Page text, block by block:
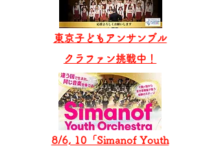
8/6, 10「Simanof Youth
東京子どもアンサンブル
​クラファン挑戦中！